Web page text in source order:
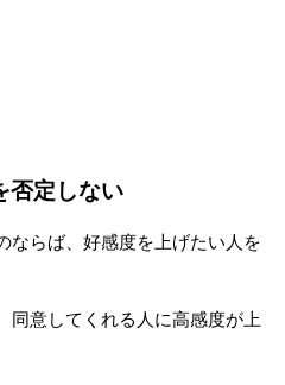
否定しない
ならば、好感度を上げたい人を
同意してくれる人に高感度が上